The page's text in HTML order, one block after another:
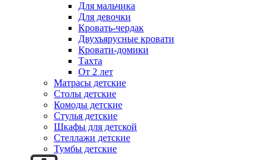
Для мальчика
Для девочки
Кровать-чердак
Двухъярусные кровати
Кровати-домики
Тахта
От 2 лет
Матрасы детские
Столы детские
Комоды детские
Стулья детские
Шкафы для детской
Стеллажи детские
Тумбы детские